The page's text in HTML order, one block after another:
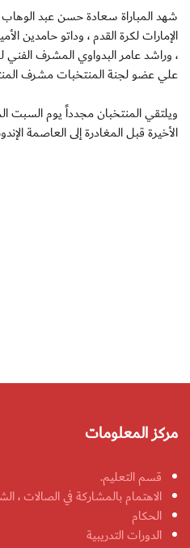
شهد المباراة سعادة حسن عبد
الإمارات لكرة القدم ، وداتو حامدين
، وراشد عامر البدواوي المشرف الفني
علي عضو لجنة المنتخبات مشرف
الأخيرة قبل المغادرة إلى العاصمة
مركز المعلومات
قسم التعليم.
الاهتمام بالمشاركة في الصالات ،
الحكام
الدورات التدريبية